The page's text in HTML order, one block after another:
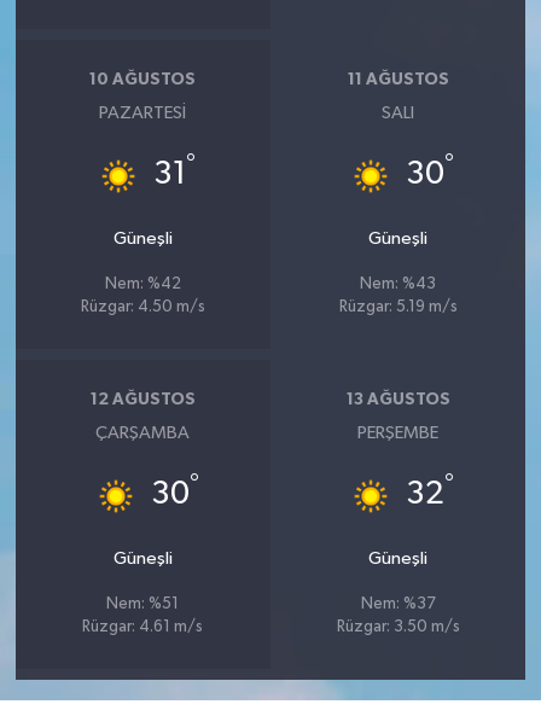
10 AĞUSTOS
PAZARTESI
31 °
Güneşli
Nem: %42
Rüzgar: 4.50 m/s
11 AĞUSTOS
SALI
30°
Güneşli
Nem: %43
Rüzgar: 5.19 m/s
12 AĞUSTOS
ÇARŞAMBA
30°
Güneşli
Nem: %51
Rüzgar: 4.61 m/s
13 AĞUSTOS
PERŞEMBE
32°
Güneşli
Nem: %37
Rüzgar: 3.50 m/s